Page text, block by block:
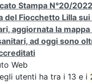
Stampa N°20/
del Fiocchetto Lilla
aggiornata la mappa
ad oggi sono
Web
utenti ha tra i 13 e i